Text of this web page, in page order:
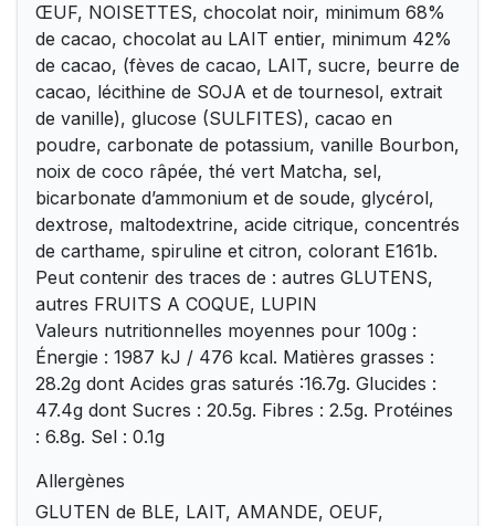
ŒUF, NOISETTES, chocolat noir, minimum 68%
de cacao, chocolat au LAIT entier, minimum 42%
de cacao, (fèves de cacao, LAIT, sucre, beurre de
cacao, lécithine de SOJA et de tournesol, extrait
de vanille), glucose (SULFITES), cacao en
poudre, carbonate de potassium, vanille Bourbon,
noix de coco râpée, thé vert Matcha, sel,
bicarbonate d’ammonium et de soude, glycérol,
dextrose, maltodextrine, acide citrique, concentrés
de carthame, spiruline et citron, colorant E161b.
Peut contenir des traces de : autres GLUTENS,
autres FRUITS A COQUE, LUPIN
Valeurs nutritionnelles moyennes pour 100g :
Énergie : 1987 kJ / 476 kcal. Matières grasses :
28.2g dont Acides gras saturés :16.7g. Glucides :
47.4g dont Sucres : 20.5g. Fibres : 2.5g. Protéines
: 6.8g. Sel : 0.1g
Allergènes
GLUTEN de BLE, LAIT, AMANDE, OEUF,